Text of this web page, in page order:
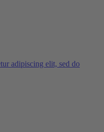
adipiscing elit, sed do